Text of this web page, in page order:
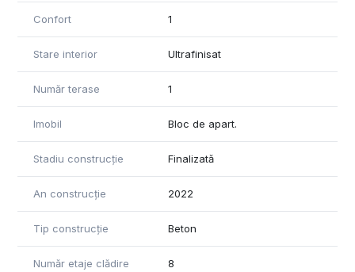
- Spatii verzi si
- Paza si Monitorizare video 24 din 24.
Cientii nostril beneficiaza de solutii avantajoase de finantare:
- Plata integrală
- Plata prin credit bancar
Pretul nu include TVA si este valabil pentru plata integrala.
Confort 1
Stare interior Ultrafinisat
Număr terase 1
Imobil Bloc de apart.
Stadiu construcție Finalizată
An construcție 2022
Tip construcție Beton
Număr etaje clădire 8